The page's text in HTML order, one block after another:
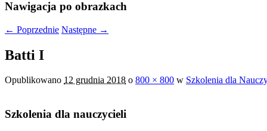
Nawigacja po obrazkach
← Poprzednie Następne →
Batti I
Opublikowano 12 grudnia 2018 o 800 × 800 w Szkolenia dla
Szkolenia dla nauczycieli